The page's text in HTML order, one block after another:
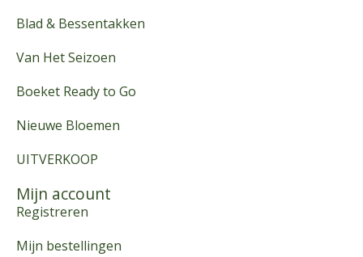
Blad & Bessentakken
Van Het Seizoen
Boeket Ready to Go
Nieuwe Bloemen
UITVERKOOP
Mijn account
Registreren
Mijn bestellingen